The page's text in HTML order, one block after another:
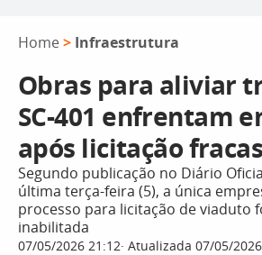
Home > Infraestrutura
Obras para aliviar
SC-401 enfrentam
após licitação
Segundo publicação no Diário
última terça-feira (5), a única
processo para licitação de viaduto
inabilitada
07/05/2026 21:12 Atualizada 07/05/